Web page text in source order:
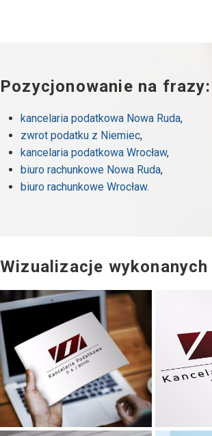
Pozycjonowanie na frazy:
kancelaria podatkowa Nowa Ruda,
zwrot podatku z Niemiec,
kancelaria podatkowa Wrocław,
biuro rachunkowe Nowa Ruda,
biuro rachunkowe Wrocław.
Wizualizacje